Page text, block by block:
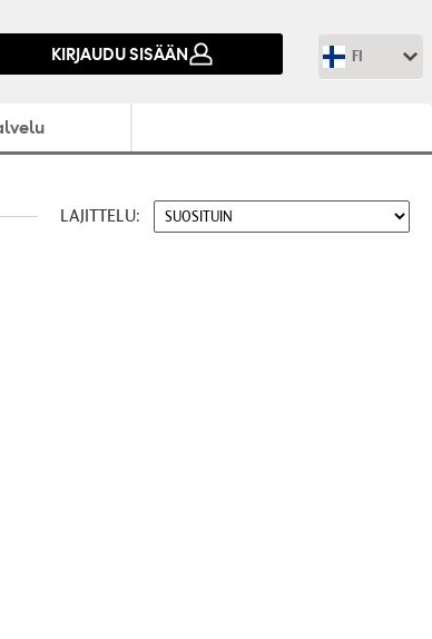
KIRJAUDU SISÄÄN FI
LAJITTELU: